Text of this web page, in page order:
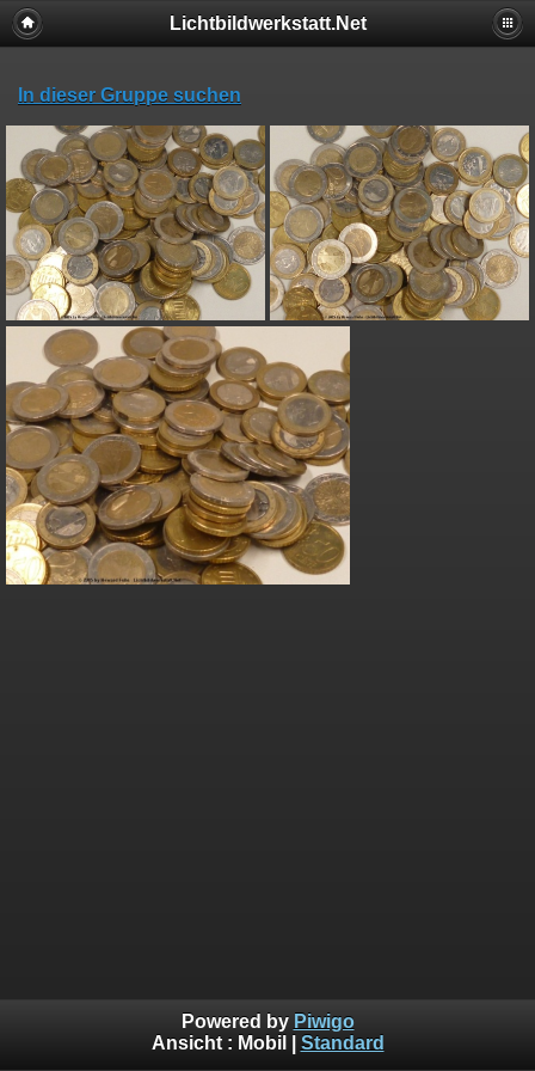
Lichtbildwerkstatt.Net
In dieser Gruppe suchen
Powered by Piwigo
Ansicht : Mobil Standard